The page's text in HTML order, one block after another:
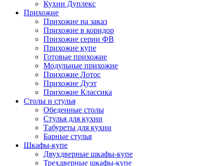
Кухни Дуплекс
Прихожие
Прихожие на заказ
Прихожие в коридор
Прихожие серии ФВ
Прихожие купе
Готовые прихожие
Модульные прихожие
Прихожие Лотос
Прихожие Дуэт
Прихожие Классика
Столы и стулья
Обеденные столы
Стулья для кухни
Табуреты для кухни
Барные стулья
Шкафы-купе
Двухдверные шкафы-купе
Трехдверные шкафы-купе